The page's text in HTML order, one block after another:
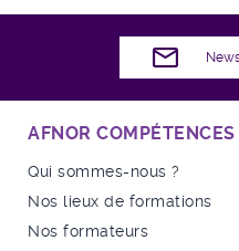
AFNOR COMPÉTENCES
Qui sommes-nous ?
Nos lieux de formations
Nos formateurs